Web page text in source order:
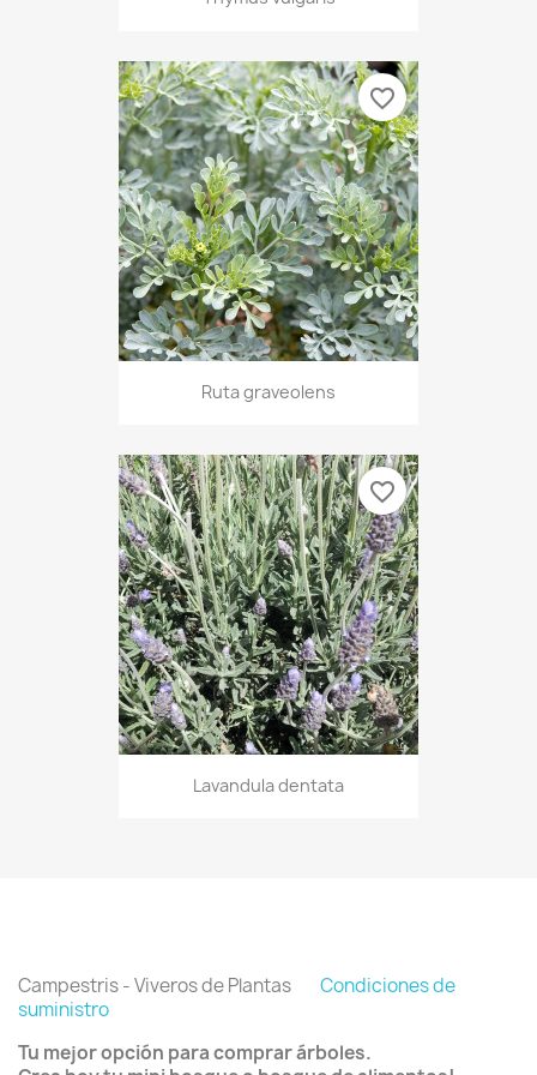
Ruta graveolens
favorite_border
Lavandula dentata
favorite_border
Campestris - Viveros de Plantas Condiciones de
suministro
Tu mejor opción para comprar árboles.